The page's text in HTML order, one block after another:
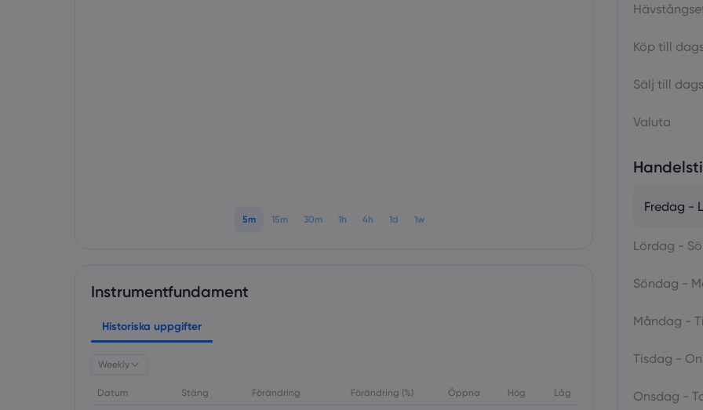
5m 15m 30m 1h 4h 1d 1w
Instrumentfundament
Historiska uppgifter
Weekly
Datum Stäng Förändring Förändring (%) Öppna Hög Låg
Köp till
Sälj till
Valuta
Fredag -
Lördag -
Söndag -
Måndag -
Tisdag -
Onsdag -